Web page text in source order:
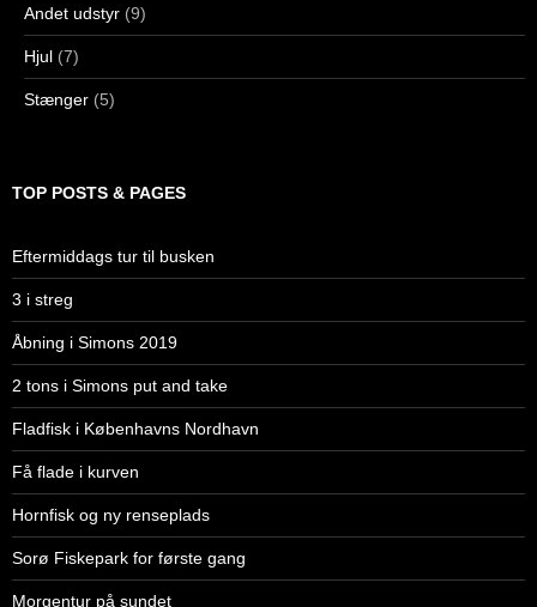
Andet udstyr (9)
Hjul (7)
Stænger (5)
TOP POSTS & PAGES
Eftermiddags tur til busken
3 i streg
Åbning i Simons 2019
2 tons i Simons put and take
Fladfisk i Københavns Nordhavn
Få flade i kurven
Hornfisk og ny renseplads
Sorø Fiskepark for første gang
Morgentur på sundet